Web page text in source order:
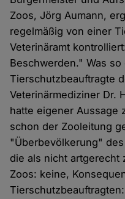
Zoos, Jörg Aumann,
regelmäßig von einer
Veterinäramt
Beschwerden." Was
Tierschutzbeauftragte
Veterinärmediziner Dr.
hatte eigener Aussage
schon der Zooleitung
"Überbevölkerung"
die als nicht artgerecht
Zoos: keine,